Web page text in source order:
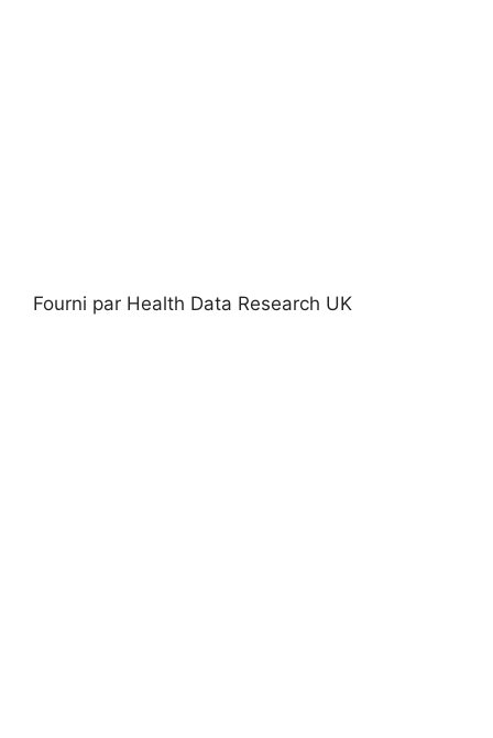
Fourni par Health Data Research UK